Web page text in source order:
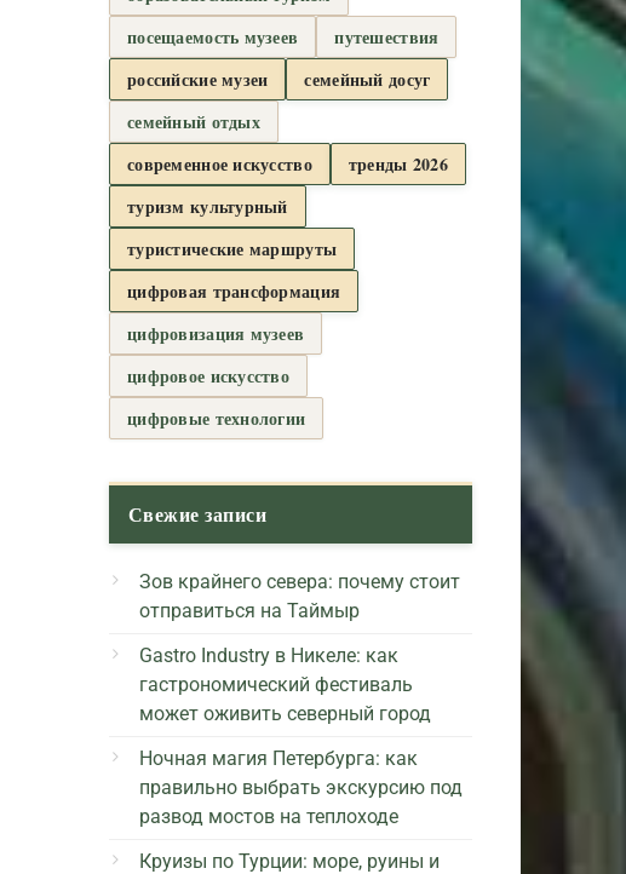
посещаемость музеев
путешествия
российские музеи
семейный досуг
семейный отдых
современное искусство
тренды 2026
туризм культурный
туристические маршруты
цифровая трансформация
цифровизация музеев
цифровое искусство
цифровые технологии
Свежие записи
Зов крайнего севера: почему стоит
отправиться на Таймыр
Gastro Industry в Никеле: как
гастрономический фестиваль
может оживить северный город
Ночная магия Петербурга: как
правильно выбрать экскурсию под
развод мостов на теплоходе
Круизы по Турции: море, руины и